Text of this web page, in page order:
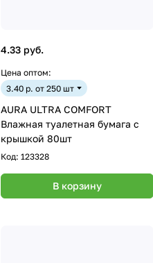
4.33 руб.
Цена оптом:
3.40 р. от 250 шт
AURA ULTRA COMFORT
Влажная туалетная бумага с
крышкой 80шт
Код: 123328
В корзину